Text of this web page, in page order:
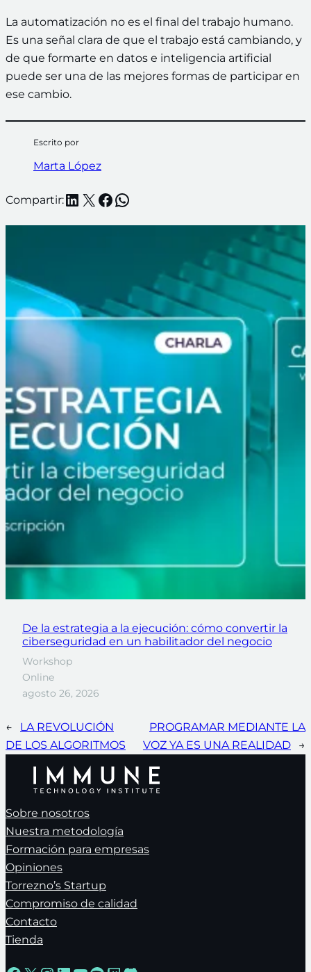
La automatización no es el final del trabajo humano.
Es una señal clara de que el trabajo está cambiando, y
de que formarte en datos e inteligencia artificial
puede ser una de las mejores formas de participar en
ese cambio.
Escrito por
Marta López
Compartir:LinkedIn
X Facebook
WhatsApp
De la estrategia a la ejecución: cómo convertir la
ciberseguridad en un habilitador del negocio
Workshop
Online
agosto 26, 2026
←
LA REVOLUCIÓN
DE LOS ALGORITMOS
PROGRAMAR MEDIANTE LA
VOZ YA ES UNA REALIDAD
→
Sobre nosotros
Nuestra metodología
Formación para empresas
Opiniones
Torrezno’s Startup
Compromiso de calidad
Contacto
Tienda